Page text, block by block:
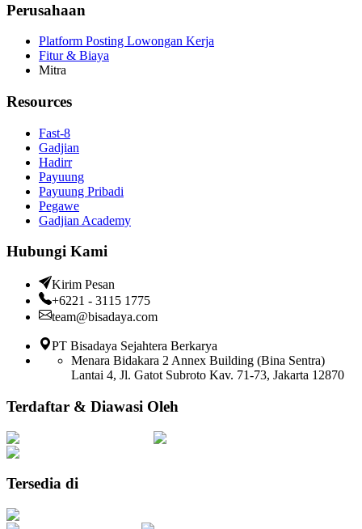
Perusahaan
Platform Posting Lowongan Kerja
Fitur & Biaya
Mitra
Resources
Fast-8
Gadjian
Hadirr
Payuung
Payuung Pribadi
Pegawe
Gadjian Academy
Hubungi Kami
Kirim Pesan
+6221 - 3115 1775
team@bisadaya.com
PT Bisadaya Sejahtera Berkarya
Menara Bidakara 2 Annex Building (Bina Sentra)
Lantai 4, Jl. Gatot Subroto Kav. 71-73, Jakarta 12870
Terdaftar & Diawasi Oleh
Tersedia di